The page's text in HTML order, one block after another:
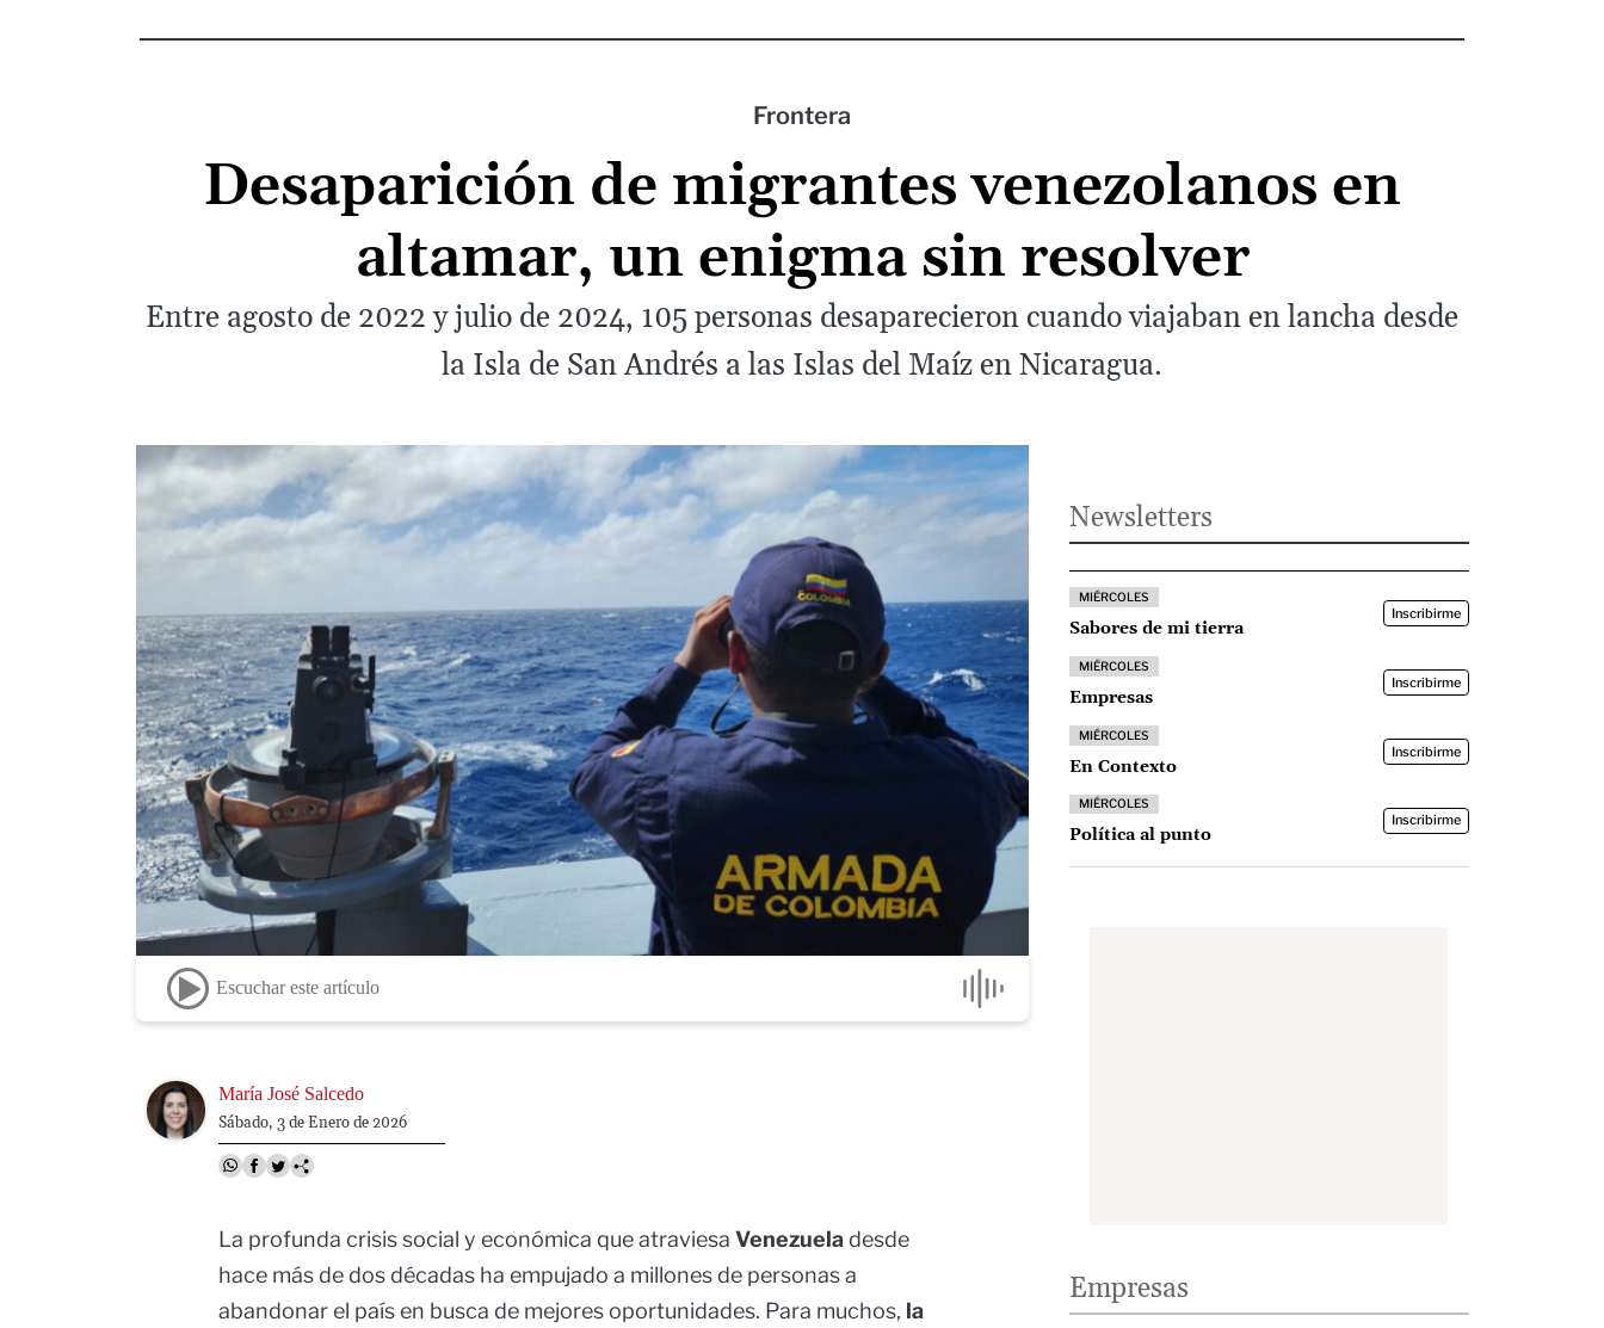
Frontera
Desaparición de migrantes venezolanos en
altamar, un enigma sin resolver
Entre agosto de 2022 y julio de 2024, 105 personas desaparecieron cuando viajaban en lancha desde
la Isla de San Andrés a las Islas del Maíz en Nicaragua.
Escuchar este artículo
Image María José Salcedo
Sábado, 3 de Enero de 2026
La profunda crisis social y económica que atraviesa Venezueladesde
hace más de dos décadas ha empujado a millones de personas a
abandonar el país en busca de mejores oportunidades. Para muchos, la
Newsletters
MIÉRCOLES
Sabores de mi tierra
Inscribirme
MIÉRCOLES
Empresas
Inscribirme
MIÉRCOLES
En Contexto
Inscribirme
MIÉRCOLES
Política al punto
Inscribirme
Empresas